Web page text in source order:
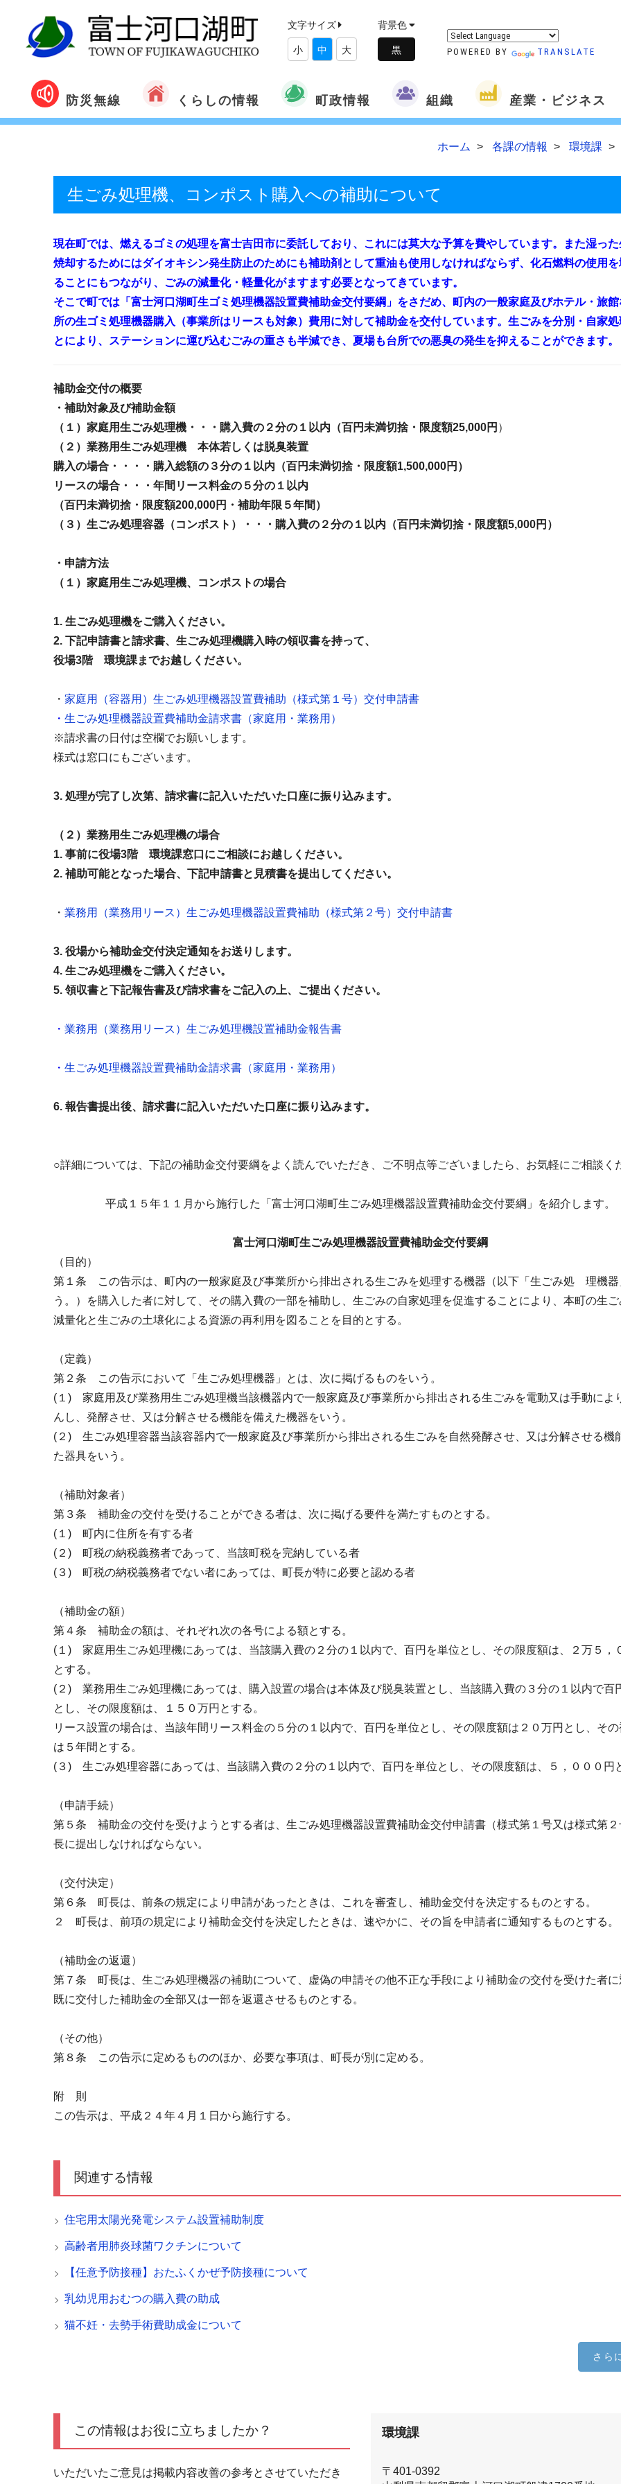
文字サイズ
小 中 大
背景色
POWERED BY TRANSLATE
防災無線 くらしの情報 町政情報 組織 産業・ビジネス
ホーム 各課の情報 環境課
生ごみ処理機、コンポスト購入への補助について
現在町では、燃えるゴミの処理を富士吉田市に委託しており、これには莫大な予算を費やしています。また湿っ
焼却するためにはダイオキシン発生防止のためにも補助剤として重油も使用しなければならず、化石燃料の使用
ることにもつながり、ごみの減量化・軽量化がますます必要となってきています。
そこで町では「富士河口湖町生ゴミ処理機器設置費補助金交付要綱」をさだめ、町内の一般家庭及びホテル・旅
所の生ゴミ処理機器購入（事業所はリースも対象）費用に対して補助金を交付しています。生ごみを分別・自家
とにより、ステーションに運び込むごみの重さも半減でき、夏場も台所での悪臭の発生を抑えることができます。
補助金交付の概要
・補助対象及び補助金額
（１）家庭用生ごみ処理機・・・ 購入費の２分の１以内（百円未満切捨・限度額25,000円 ）
（２）業務用生ごみ処理機 本体若しくは脱臭装置
購入の場合・・・・ 購入総額の３分の１以内（百円未満切捨・限度額1,500,000円）
リースの場合・・・ 年間リース料金の５分の１以内
（百円未満切捨・限度額200,000円・補助年限５年間）
（３）生ごみ処理容器（コンポスト）・・・ 購入費の２分の１以内（百円未満切捨・限度額5,000円）
・申請方法
（１）家庭用生ごみ処理機、コンポストの場合
1. 生ごみ処理機をご購入ください。
2. 下記申請書と請求書、生ごみ処理機購入時の領収書を持って、
役場3階 環境課までお越しください。
・ 家庭用（容器用）生ごみ処理機器設置費補助（様式第１号）交付申請書
・ 生ごみ処理機器設置費補助金請求書（家庭用・業務用）
※請求書の日付は空欄でお願いします。
様式は窓口にもございます。
3. 処理が完了し次第、請求書に記入いただいた口座に振り込みます。
（２）業務用生ごみ処理機の場合
1. 事前に役場3階 環境課窓口にご相談にお越しください。
2. 補助可能となった場合、下記申請書と見積書を提出してください。
・ 業務用（業務用リース）生ごみ処理機器設置費補助（様式第２号）交付申請書
3. 役場から補助金交付決定通知をお送りします。
4. 生ごみ処理機をご購入ください。
5. 領収書と下記報告書及び請求書をご記入の上、ご提出ください。
・ 業務用（業務用リース）生ごみ処理機設置補助金報告書
・ 生ごみ処理機器設置費補助金請求書（家庭用・業務用）
6. 報告書提出後、請求書に記入いただいた口座に振り込みます。
○詳細については、下記の補助金交付要綱をよく読んでいただき、ご不明点等ございましたら、お気軽にご相談く
平成１５年１１月から施行した「富士河口湖町生ごみ処理機器設置費補助金交付要綱」を紹介します。
富士河口湖町生ごみ処理機器設置費補助金交付要綱
（目的）
第１条 この告示は、町内の一般家庭及び事業所から排出される生ごみを処理する機器（以下「生ごみ処 理機器
う。）を購入した者に対して、その購入費の一部を補助し、生ごみの自家処理を促進することにより、本町の生
減量化と生ごみの土壌化による資源の再利用を図ることを目的とする。
（定義）
第２条 この告示において「生ごみ処理機器」とは、次に掲げるものをいう。
(１) 家庭用及び業務用生ごみ処理機当該機器内で一般家庭及び事業所から排出される生ごみを電動又は手動によ
んし、発酵させ、又は分解させる機能を備えた機器をいう。
(２) 生ごみ処理容器当該容器内で一般家庭及び事業所から排出される生ごみを自然発酵させ、又は分解させる機
た器具をいう。
（補助対象者）
第３条 補助金の交付を受けることができる者は、次に掲げる要件を満たすものとする。
(１) 町内に住所を有する者
(２) 町税の納税義務者であって、当該町税を完納している者
(３) 町税の納税義務者でない者にあっては、町長が特に必要と認める者
（補助金の額）
第４条 補助金の額は、それぞれ次の各号による額とする。
(１) 家庭用生ごみ処理機にあっては、当該購入費の２分の１以内で、百円を単位とし、その限度額は、２万５，
とする。
(２) 業務用生ごみ処理機にあっては、購入設置の場合は本体及び脱臭装置とし、当該購入費の３分の１以内で百
とし、その限度額は、１５０万円とする。
リース設置の場合は、当該年間リース料金の５分の１以内で、百円を単位とし、その限度額は２０万円とし、そ
は５年間とする。
(３) 生ごみ処理容器にあっては、当該購入費の２分の１以内で、百円を単位とし、その限度額は、５，０００円
（申請手続）
第５条 補助金の交付を受けようとする者は、生ごみ処理機器設置費補助金交付申請書（様式第１号又は様式第
長に提出しなければならない。
（交付決定）
第６条 町長は、前条の規定により申請があったときは、これを審査し、補助金交付を決定するものとする。
２ 町長は、前項の規定により補助金交付を決定したときは、速やかに、その旨を申請者に通知するものとする。
（補助金の返還）
第７条 町長は、生ごみ処理機器の補助について、虚偽の申請その他不正な手段により補助金の交付を受けた者
既に交付した補助金の全部又は一部を返還させるものとする。
（その他）
第８条 この告示に定めるもののほか、必要な事項は、町長が別に定める。
附 則
この告示は、平成２４年４月１日から施行する。
関連する情報
住宅用太陽光発電システム設置補助制度
高齢者用肺炎球菌ワクチンについて
【任意予防接種】おたふくかぜ予防接種について
乳幼児用おむつの購入費の助成
猫不妊・去勢手術費助成金について
さら
この情報はお役に立ちましたか？
いただいたご意見は掲載内容改善の参考とさせていただき
環境課
〒401-0392